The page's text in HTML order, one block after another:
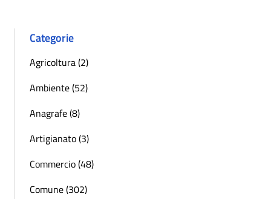
Categorie
Agricoltura (2)
Ambiente (52)
Anagrafe (8)
Artigianato (3)
Commercio (48)
Comune (302)